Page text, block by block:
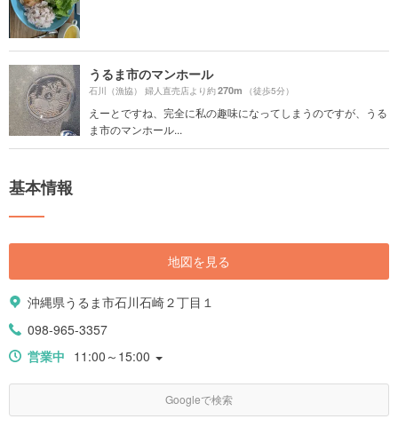
うるま市のマンホール
石川（漁協） 婦人直売店より約270m （徒歩5分）
えーとですね、完全に私の趣味になってしまうのですが、うる
ま市のマンホール...
基本情報
地図を見る
沖縄県うるま市石川石崎２丁目１
098-965-3357
営業中 11:00～15:00
Googleで検索